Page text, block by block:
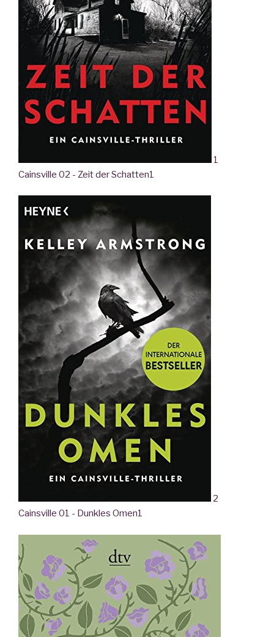
1
Cainsville 02 - Zeit der Schatten1
2
Cainsville 01 - Dunkles Omen1